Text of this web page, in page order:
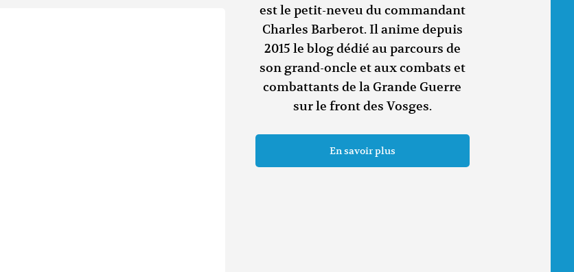
est le petit-neveu du commandant
Charles Barberot. Il anime depuis
2015 le blog dédié au parcours de
son grand-oncle et aux combats et
combattants de la Grande Guerre
sur le front des Vosges.
En savoir plus